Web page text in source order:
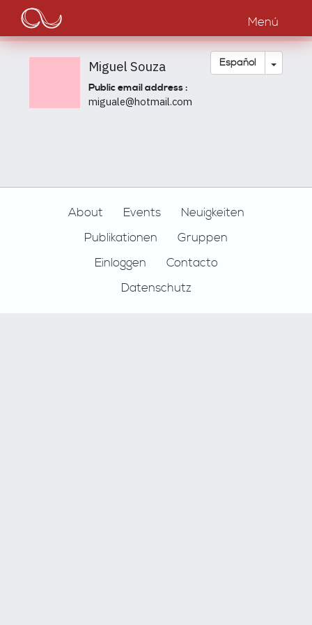
Pasar
contenido
principal
Main
navigation
Menú
Español Toggle
Miguel Souza
Public email address :
miguale@hotmail.com
About Events
Neuigkeiten
Publikationen
Gruppen
Einloggen
Contacto
Datenschutz